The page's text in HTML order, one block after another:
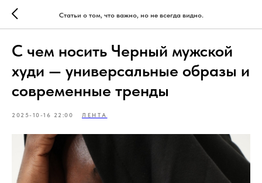
Статьи о том, что важно, но не всегда видно.
С чем носить Черный мужской
худи — универсальные образы и
современные тренды
2025-10-16 22:00 ЛЕНТА